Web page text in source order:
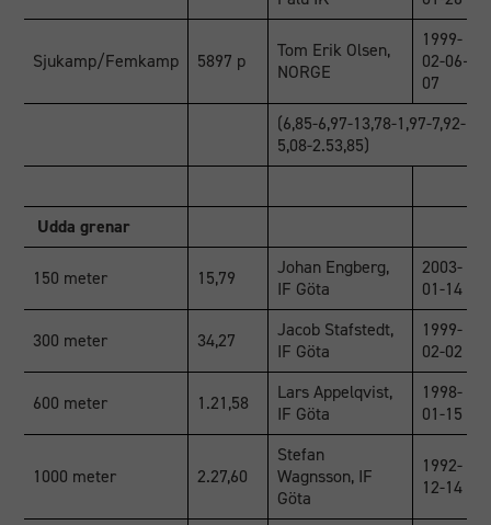
Sjukamp/Femkamp 5897 p
Tom Erik Olsen,
NORGE
1999-
02-06–
07
(6,85-6,97-13,78-1,97-7,92-
5,08-2.53,85)
Udda grenar
150 meter 15,79
Johan Engberg,
IF Göta
2003-
01-14
300 meter 34,27
Jacob Stafstedt,
IF Göta
1999-
02-02
600 meter 1.21,58
Lars Appelqvist,
IF Göta
1998-
01-15
1000 meter 2.27,60
Stefan
Wagnsson, IF
Göta
1992-
12-14